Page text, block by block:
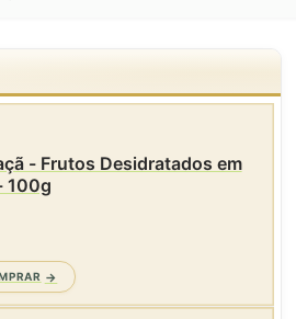
- Frutos Desidratados em
100g